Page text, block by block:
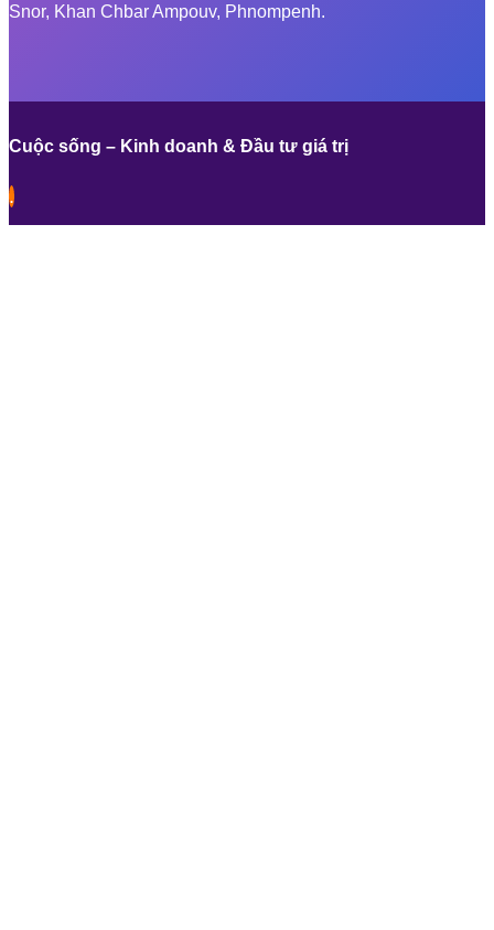
Snor, Khan Chbar Ampouv, Phnompenh.
Cuộc sống – Kinh doanh & Đầu tư giá trị
.